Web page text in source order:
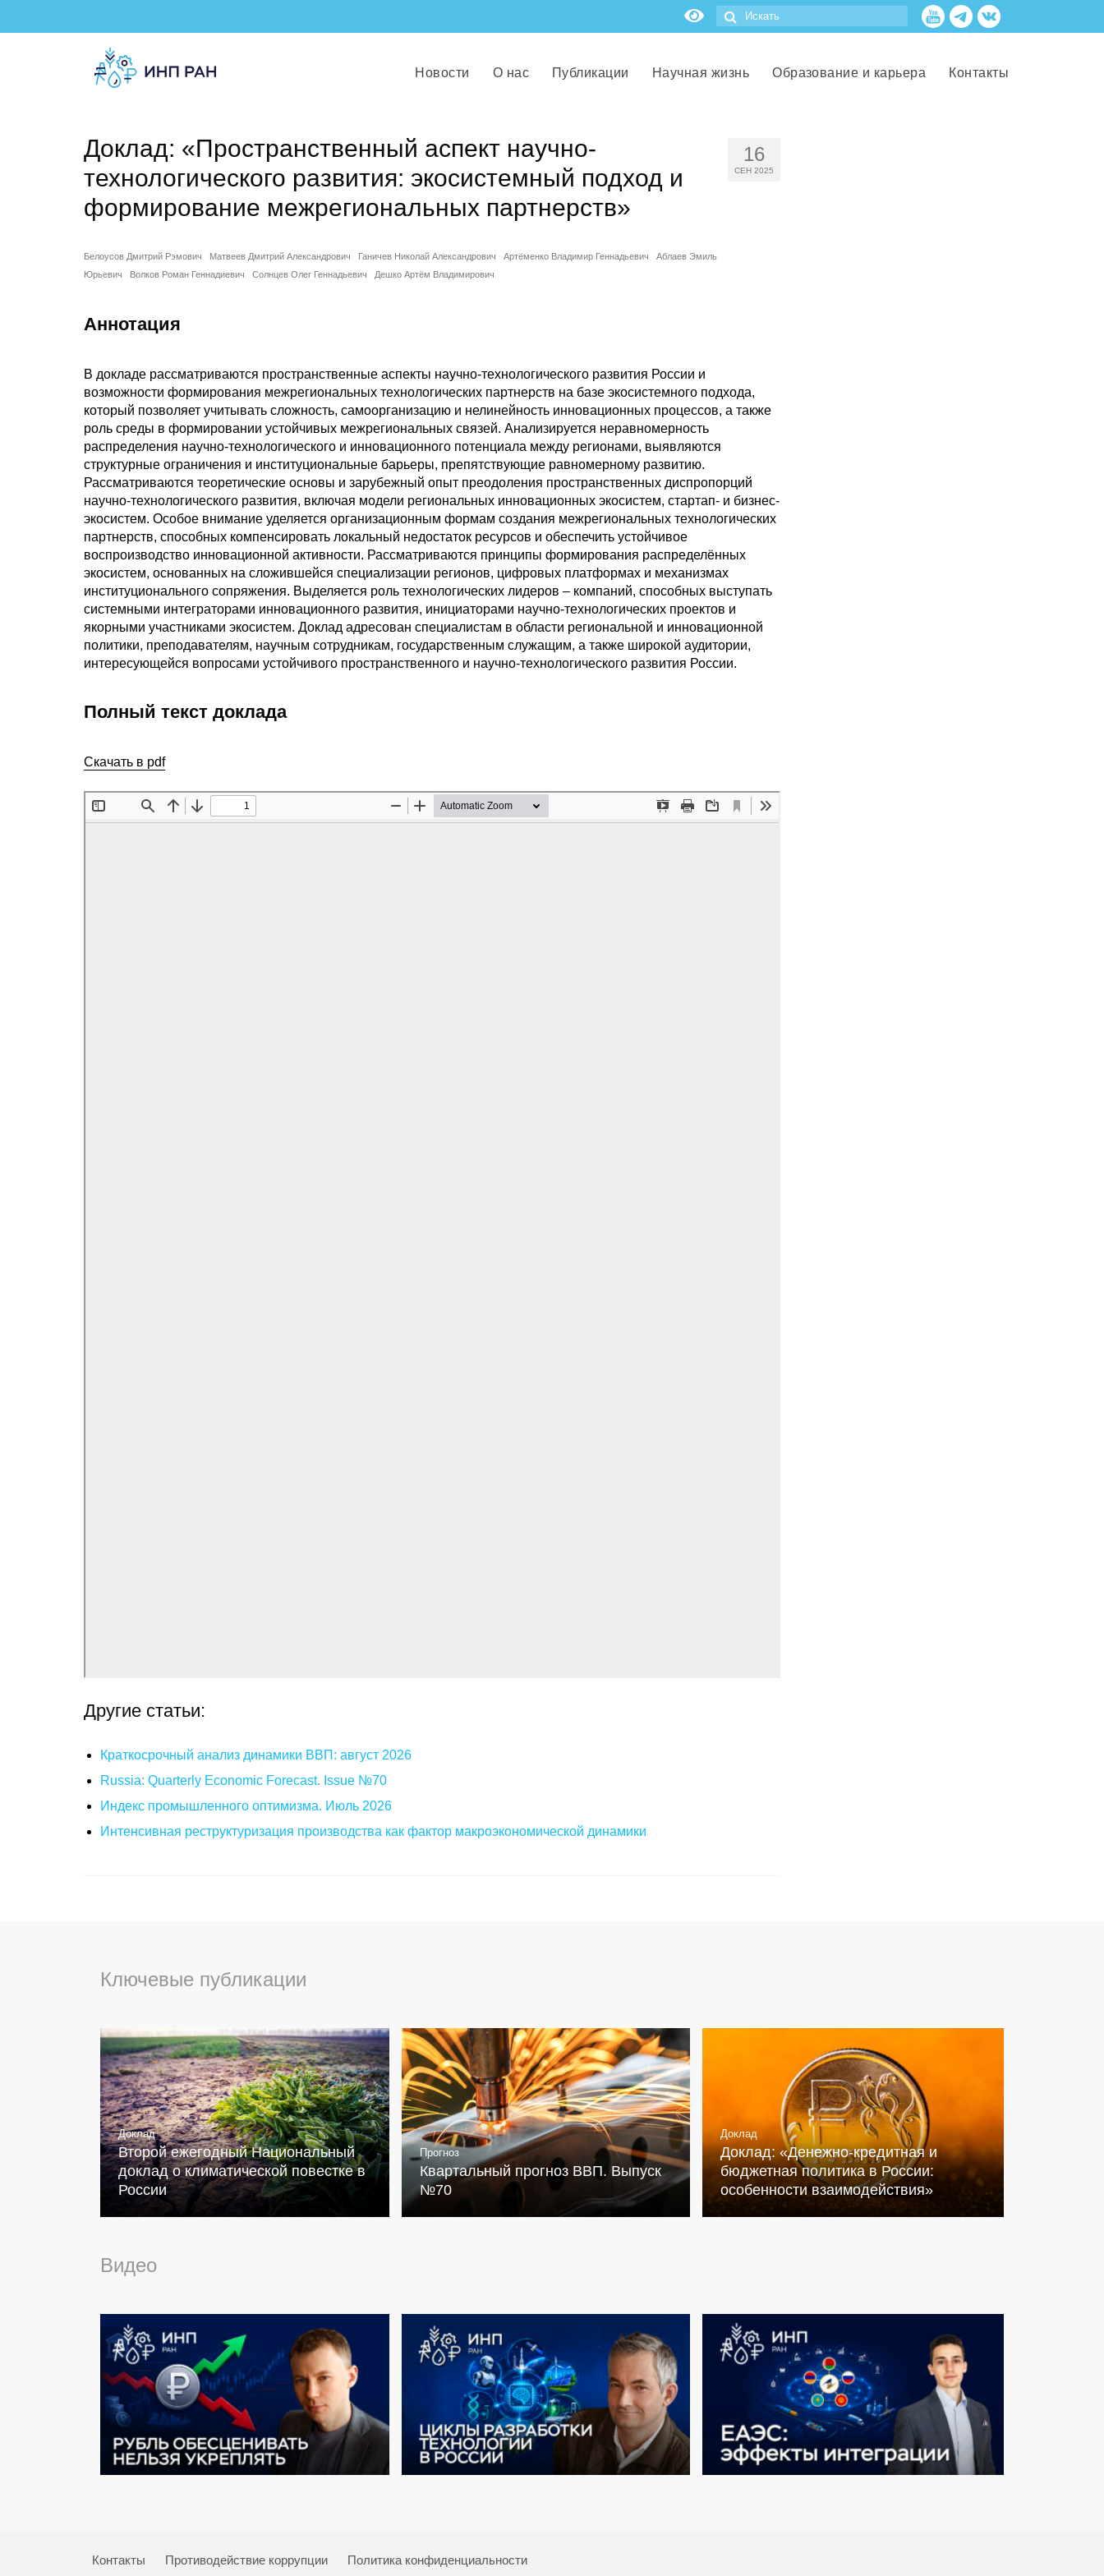
Новости О нас Публикации Научная жизнь Образование и карьера Контакты
16
СЕН 2025
Доклад: «Пространственный аспект научно-
технологического развития: экосистемный подход и
формирование межрегиональных партнерств»
Белоусов Дмитрий Рэмович Матвеев Дмитрий Александрович Ганичев Николай Александрович Артёменко Владимир Геннадьевич
Аблаев Эмиль
Юрьевич
Волков Роман Геннадиевич Солнцев Олег Геннадьевич Дешко Артём Владимирович
Аннотация
В докладе рассматриваются пространственные аспекты научно-технологического развития России и
возможности формирования межрегиональных технологических партнерств на базе экосистемного подхода,
который позволяет учитывать сложность, самоорганизацию и нелинейность инновационных процессов, а также
роль среды в формировании устойчивых межрегиональных связей. Анализируется неравномерность
распределения научно-технологического и инновационного потенциала между регионами, выявляются
структурные ограничения и институциональные барьеры, препятствующие равномерному развитию.
Рассматриваются теоретические основы и зарубежный опыт преодоления пространственных диспропорций
научно-технологического развития, включая модели региональных инновационных экосистем, стартап- и бизнес-
экосистем. Особое внимание уделяется организационным формам создания межрегиональных технологических
партнерств, способных компенсировать локальный недостаток ресурсов и обеспечить устойчивое
воспроизводство инновационной активности. Рассматриваются принципы формирования распределённых
экосистем, основанных на сложившейся специализации регионов, цифровых платформах и механизмах
институционального сопряжения. Выделяется роль технологических лидеров – компаний, способных выступать
системными интеграторами инновационного развития, инициаторами научно-технологических проектов и
якорными участниками экосистем. Доклад адресован специалистам в области региональной и инновационной
политики, преподавателям, научным сотрудникам, государственным служащим, а также широкой аудитории,
интересующейся вопросами устойчивого пространственного и научно-технологического развития России.
Полный текст доклада
Скачать в pdf
Другие статьи:
Краткосрочный анализ динамики ВВП: август 2026
Russia: Quarterly Economic Forecast. Issue №70
Индекс промышленного оптимизма. Июль 2026
Интенсивная реструктуризация производства как фактор макроэкономической динамики
Ключевые публикации
Доклад
Второй ежегодный Национальный
доклад о климатической повестке в
России
Прогноз
Квартальный прогноз ВВП. Выпуск
№70
Доклад
Доклад: «Денежно-кредитная и
бюджетная политика в России:
особенности взаимодействия»
Видео
Контакты Противодействие коррупции Политика конфиденциальности